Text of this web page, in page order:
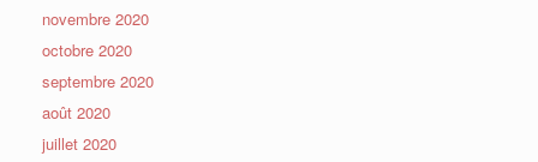
novembre 2020
octobre 2020
septembre 2020
août 2020
juillet 2020